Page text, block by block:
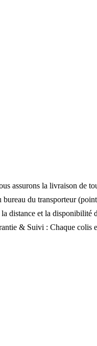
assurons la livraison de
du transporteur
distance et la
& Suivi : Chaque colis